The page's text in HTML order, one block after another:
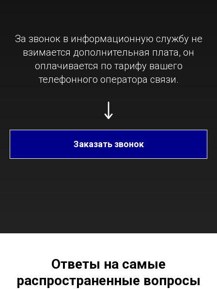
За звонок в информационную службу не
взимается дополнительная плата, он
оплачивается по тарифу вашего
телефонного оператора связи.
Заказать звонок
Ответы на самые
распространенные вопросы